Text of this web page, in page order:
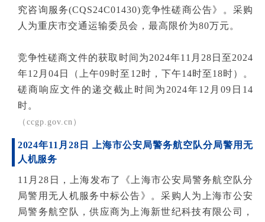
究咨询服务(CQS24C01430)竞争性磋商公告》。采购
人为重庆市交通运输委员会，最高限价为80万元。
竞争性磋商文件的获取时间为2024年11月28日至2024
年12月04日（上午09时至12时，下午14时至18时）。
磋商响应文件的递交截止时间为2024年12月09日14
时。
（ ccgp.gov.cn）
2024年11月28日 上海市公安局警务航空队分局警用无
人机服务
11月28日，上海发布了《上海市公安局警务航空队分
局警用无人机服务中标公告》。采购人为上海市公安
局警务航空队，供应商为上海新世纪科技有限公司，